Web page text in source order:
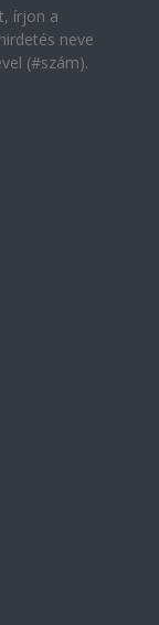
írjon a
neve
(#szám).